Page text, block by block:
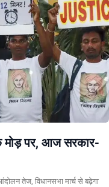
मोड़ पर, आज सरकार-
तेज, विधानसभा मार्च से बढ़ेगा